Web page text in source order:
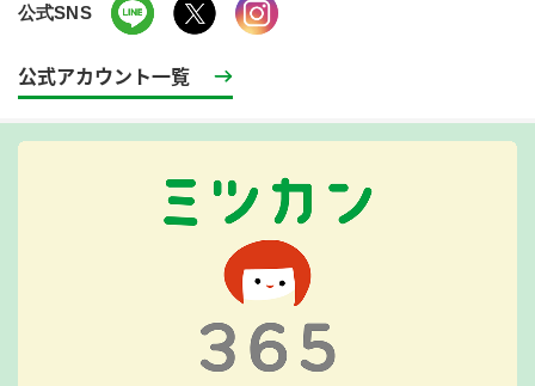
公式SNS
公式アカウント一覧